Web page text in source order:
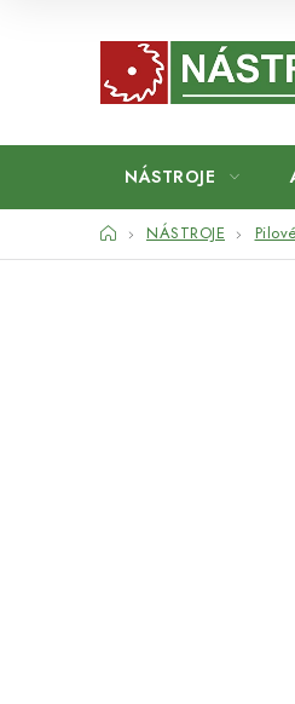
NÁSTROJE
DomůNÁSTROJE